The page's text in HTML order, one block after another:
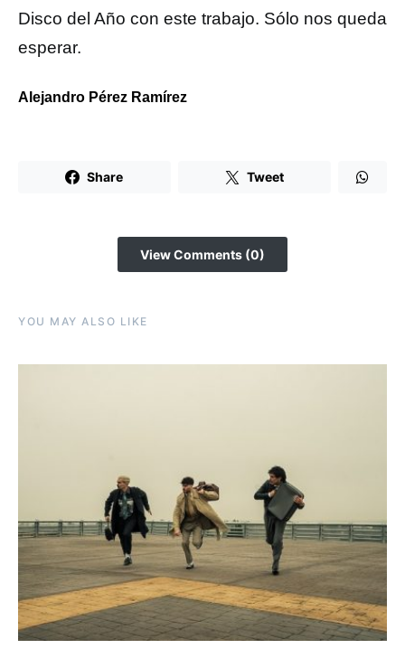
Disco del Año con este trabajo. Sólo nos queda
esperar.
Alejandro Pérez Ramírez
Share Tweet
View Comments (0)
YOU MAY ALSO LIKE